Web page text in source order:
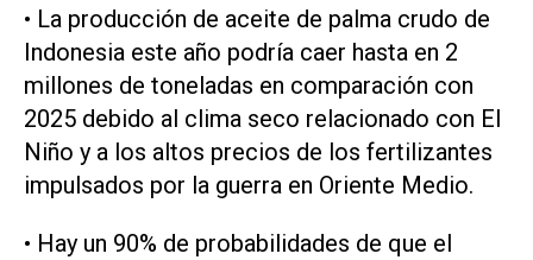
• ‌La producción de aceite de palma crudo de
Indonesia este año podría caer hasta en 2
millones de toneladas en comparación con
2025 debido al clima ‌seco relacionado con ⁠El
Niño y a los altos precios de los fertilizantes
impulsados por la guerra en Oriente Medio.
• Hay un ​90% de probabilidades de que el